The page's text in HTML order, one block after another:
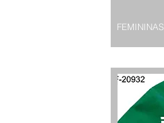
FEMININAS